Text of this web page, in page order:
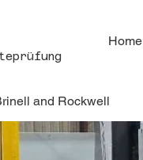
Home
and Rockwell